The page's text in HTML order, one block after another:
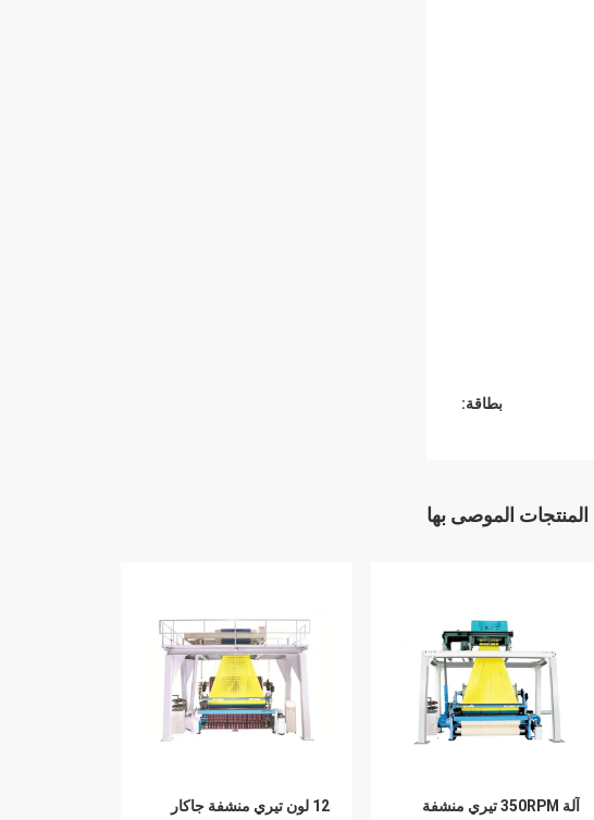
بطاقة:
المنتجات الموصى بها
12 لون تيري منشفة جاكار آلة 350RPM تيري منشفة